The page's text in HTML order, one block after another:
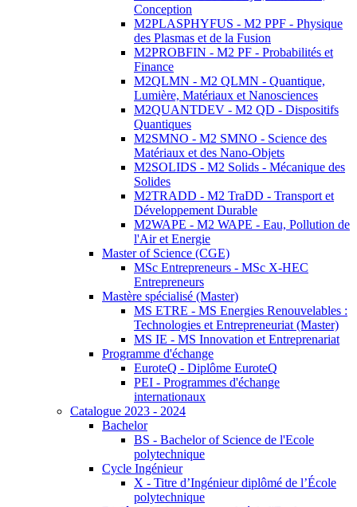
Conception
M2PLASPHYFUS - M2 PPF - Physique
des Plasmas et de la Fusion
M2PROBFIN - M2 PF - Probabilités et
Finance
M2QLMN - M2 QLMN - Quantique,
Lumière, Matériaux et Nanosciences
M2QUANTDEV - M2 QD - Dispositifs
Quantiques
M2SMNO - M2 SMNO - Science des
Matériaux et des Nano-Objets
M2SOLIDS - M2 Solids - Mécanique des
Solides
M2TRADD - M2 TraDD - Transport et
Développement Durable
M2WAPE - M2 WAPE - Eau, Pollution de
l'Air et Energie
Master of Science (CGE)
MSc Entrepreneurs - MSc X-HEC
Entrepreneurs
Mastère spécialisé (Master)
MS ETRE - MS Energies Renouvelables :
Technologies et Entrepreneuriat (Master)
MS IE - MS Innovation et Entreprenariat
Programme d'échange
EuroteQ - Diplôme EuroteQ
PEI - Programmes d'échange
internationaux
Catalogue 2023 - 2024
Bachelor
BS - Bachelor of Science de l'Ecole
polytechnique
Cycle Ingénieur
X - Titre d’Ingénieur diplômé de l’École
polytechnique